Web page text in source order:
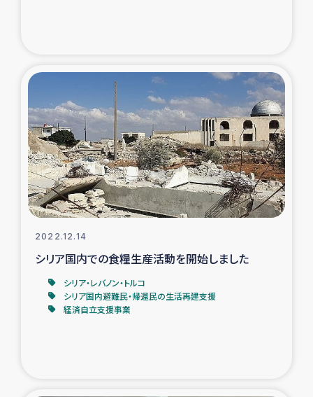
ガザ地区での公園の緑化を通じた支援事業
ガザ地区における被災住民への緊急支援
ガザ地区酪農を通した女性グループの生計支援
ふりかけ普及と食生活改善による栄養改善事業
緊急支援事業
女性の生計向上を通じた子どもの栄養改善事業
2022.12.14
シリア国内での食糧生産活動を開始しました
シリア・レバノン・トルコ
シリア国内避難民・帰還民の生活再建支援
経済自立支援事業